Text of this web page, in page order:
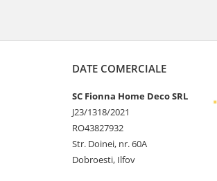
DATE COMERCIALE
SC Fionna Home Deco SRL
J23/1318/2021
RO43827932
Str. Doinei, nr. 60A
Dobroesti, Ilfov